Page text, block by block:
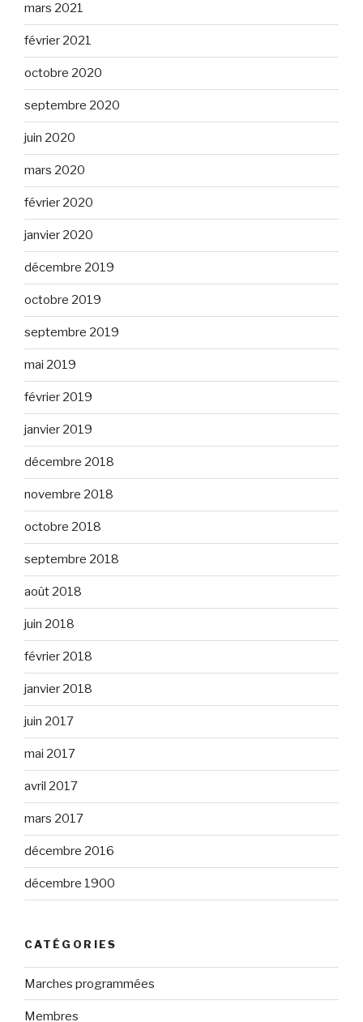
mars 2021
février 2021
octobre 2020
septembre 2020
juin 2020
mars 2020
février 2020
janvier 2020
décembre 2019
octobre 2019
septembre 2019
mai 2019
février 2019
janvier 2019
décembre 2018
novembre 2018
octobre 2018
septembre 2018
août 2018
juin 2018
février 2018
janvier 2018
juin 2017
mai 2017
avril 2017
mars 2017
décembre 2016
décembre 1900
CATÉGORIES
Marches programmées
Membres